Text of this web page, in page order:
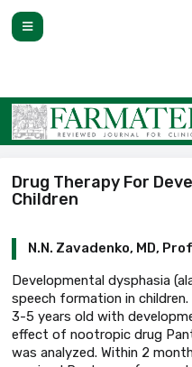
Drug Therapy For
Children
N.N. Zavadenko, MD,
Developmental dysphasia
speech formation in
3-5 years old with
effect of nootropic drug
was analyzed. Within 2